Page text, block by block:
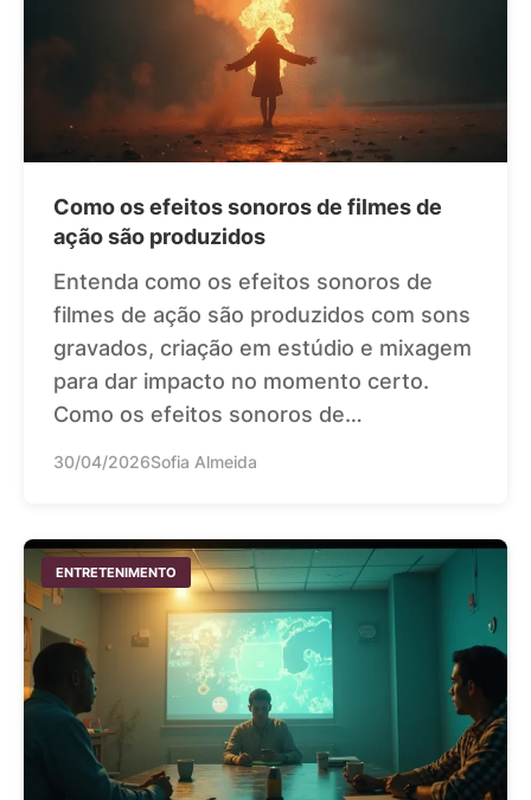
Como os efeitos sonoros de filmes de
ação são produzidos
Entenda como os efeitos sonoros de
filmes de ação são produzidos com sons
gravados, criação em estúdio e mixagem
para dar impacto no momento certo.
Como os efeitos sonoros de…
30/04/2026Sofia Almeida
ENTRETENIMENTO